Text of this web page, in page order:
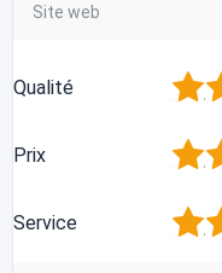
Qualité 2
Prix 2
Service 2